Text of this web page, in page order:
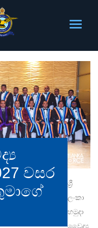
වසර
ශ්‍රී
ලංකා
හමුදා
වෛද්‍ය